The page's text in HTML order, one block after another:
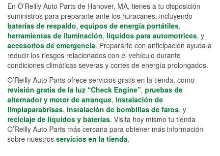
En O’Reilly Auto Parts de Hanover, MA, tienes a tu disposición
suministros para prepararte ante los huracanes, incluyendo
baterías de respaldo, equipos de energía portátiles,
herramientas de iluminación, líquidos para automotrices, y
accesorios de emergencia. Prepararte con anticipación ayuda a
reducir los riesgos relacionados con el vehículo durante
condiciones climáticas severas y cortes de energía prolongados.
O’Reilly Auto Parts ofrece servicios gratis en la tienda, como
revisión gratis de la luz “Check Engine”, pruebas de
alternador y motor de arranque, instalación de
limpiaparabrisas, instalación de bombillas de faros, y
reciclaje de líquidos y baterías. Visita hoy mismo tu tienda
O’Reilly Auto Parts más cercana para obtener más información
sobre nuestros servicios en la tienda.